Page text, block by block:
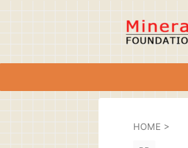
HOME >